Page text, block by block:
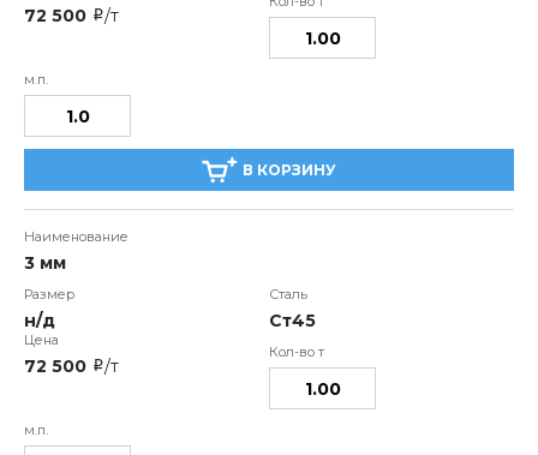
72 500 i/т
В КОРЗИНУ
3 мм
н/д Ст45
72 500 i/т